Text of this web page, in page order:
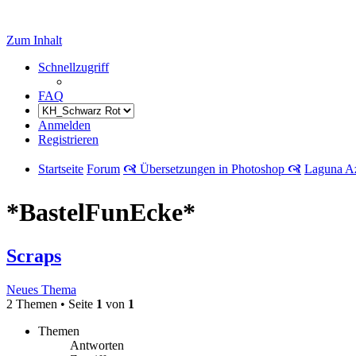
Zum Inhalt
Schnellzugriff
FAQ
Anmelden
Registrieren
Startseite Forum 🙧 Übersetzungen in Photoshop 🙧 Laguna
*BastelFunEcke*
Scraps
Neues Thema
2 Themen • Seite 1 von 1
Themen
Antworten